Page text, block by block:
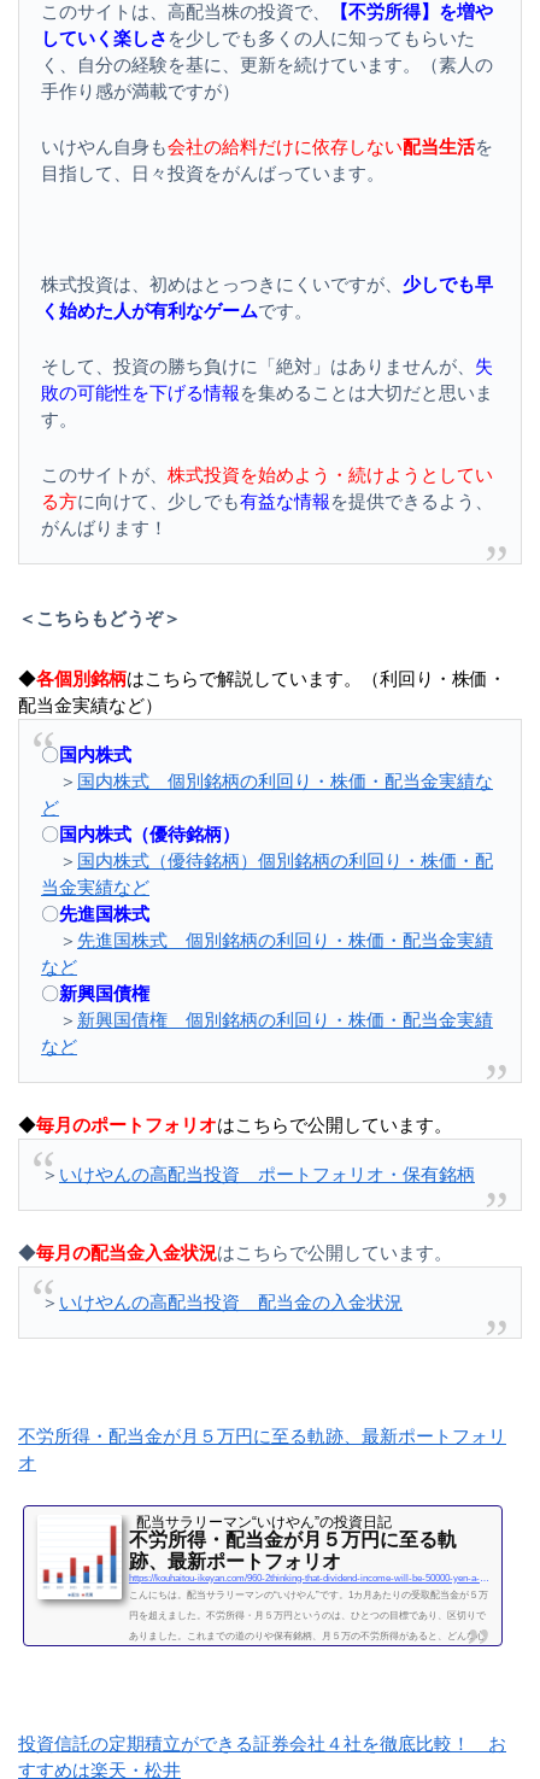
このサイトは、高配当株の投資で、
【不労所得】を増や
していく楽しさ を少しでも多くの人に知ってもらいた
く、自分の経験を基に、更新を続けています。（素人の
手作り感が満載ですが）
いけやん自身も会社の給料だけに依存しない配当生活を
目指して、日々投資をがんばっています。
株式投資は、初めはとっつきにくいですが、 少しでも早
く始めた人が有利なゲームです。
そして、投資の勝ち負けに「絶対」はありませんが、 失
敗の可能性を下げる情報を集めることは大切だと思いま
す。
このサイトが、 株式投資を始めよう・続けようとしてい
る方に向けて、少しでも有益な情報を提供できるよう、
がんばります！
＜こちらもどうぞ＞
◆各個別銘柄はこちらで解説しています。（利回り・株価・
配当金実績など）
〇国内株式
＞ 国内株式 個別銘柄の利回り・株価・配当金実績な
ど
〇国内株式（優待銘柄）
＞ 国内株式（優待銘柄）個別銘柄の利回り・株価・配
当金実績など
〇先進国株式
＞ 先進国株式 個別銘柄の利回り・株価・配当金実績
など
〇新興国債権
＞ 新興国債権 個別銘柄の利回り・株価・配当金実績
など
◆毎月のポートフォリオはこちらで公開しています。
＞ いけやんの高配当投資 ポートフォリオ・保有銘柄
◆毎月の配当金入金状況はこちらで公開しています。
＞ いけやんの高配当投資 配当金の入金状況
不労所得・配当金が月５万円に至る軌跡、最新ポートフォリ
オ
配当サラリーマン“いけやん”の投資日記 ​
不労所得・配当金が月５万円に至る軌
跡、最新ポートフォリオ
https://kouhaitou-ikeyan.com/960-2thinking-that-dividend-income-will-be-50000-yen-a-month
こんにちは。配当サラリーマンの“いけやん”です。1カ月あたりの受取配当金が５万
円を超えました。不労所得・月５万円というのは、ひとつの目標であり、区切りで
ありました。これまでの道のりや保有銘柄、月５万の不労所得があると、どんな心
続きを読む
投資信託の定期積立ができる証券会社４社を徹底比較！ お
すすめは楽天・松井